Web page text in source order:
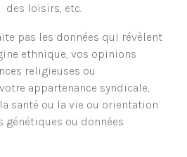
des loisirs, etc.
pas les données qui révèlent
ethnique, vos opinions
religieuses ou
appartenance syndicale,
santé ou la vie ou orientation
génétiques ou données